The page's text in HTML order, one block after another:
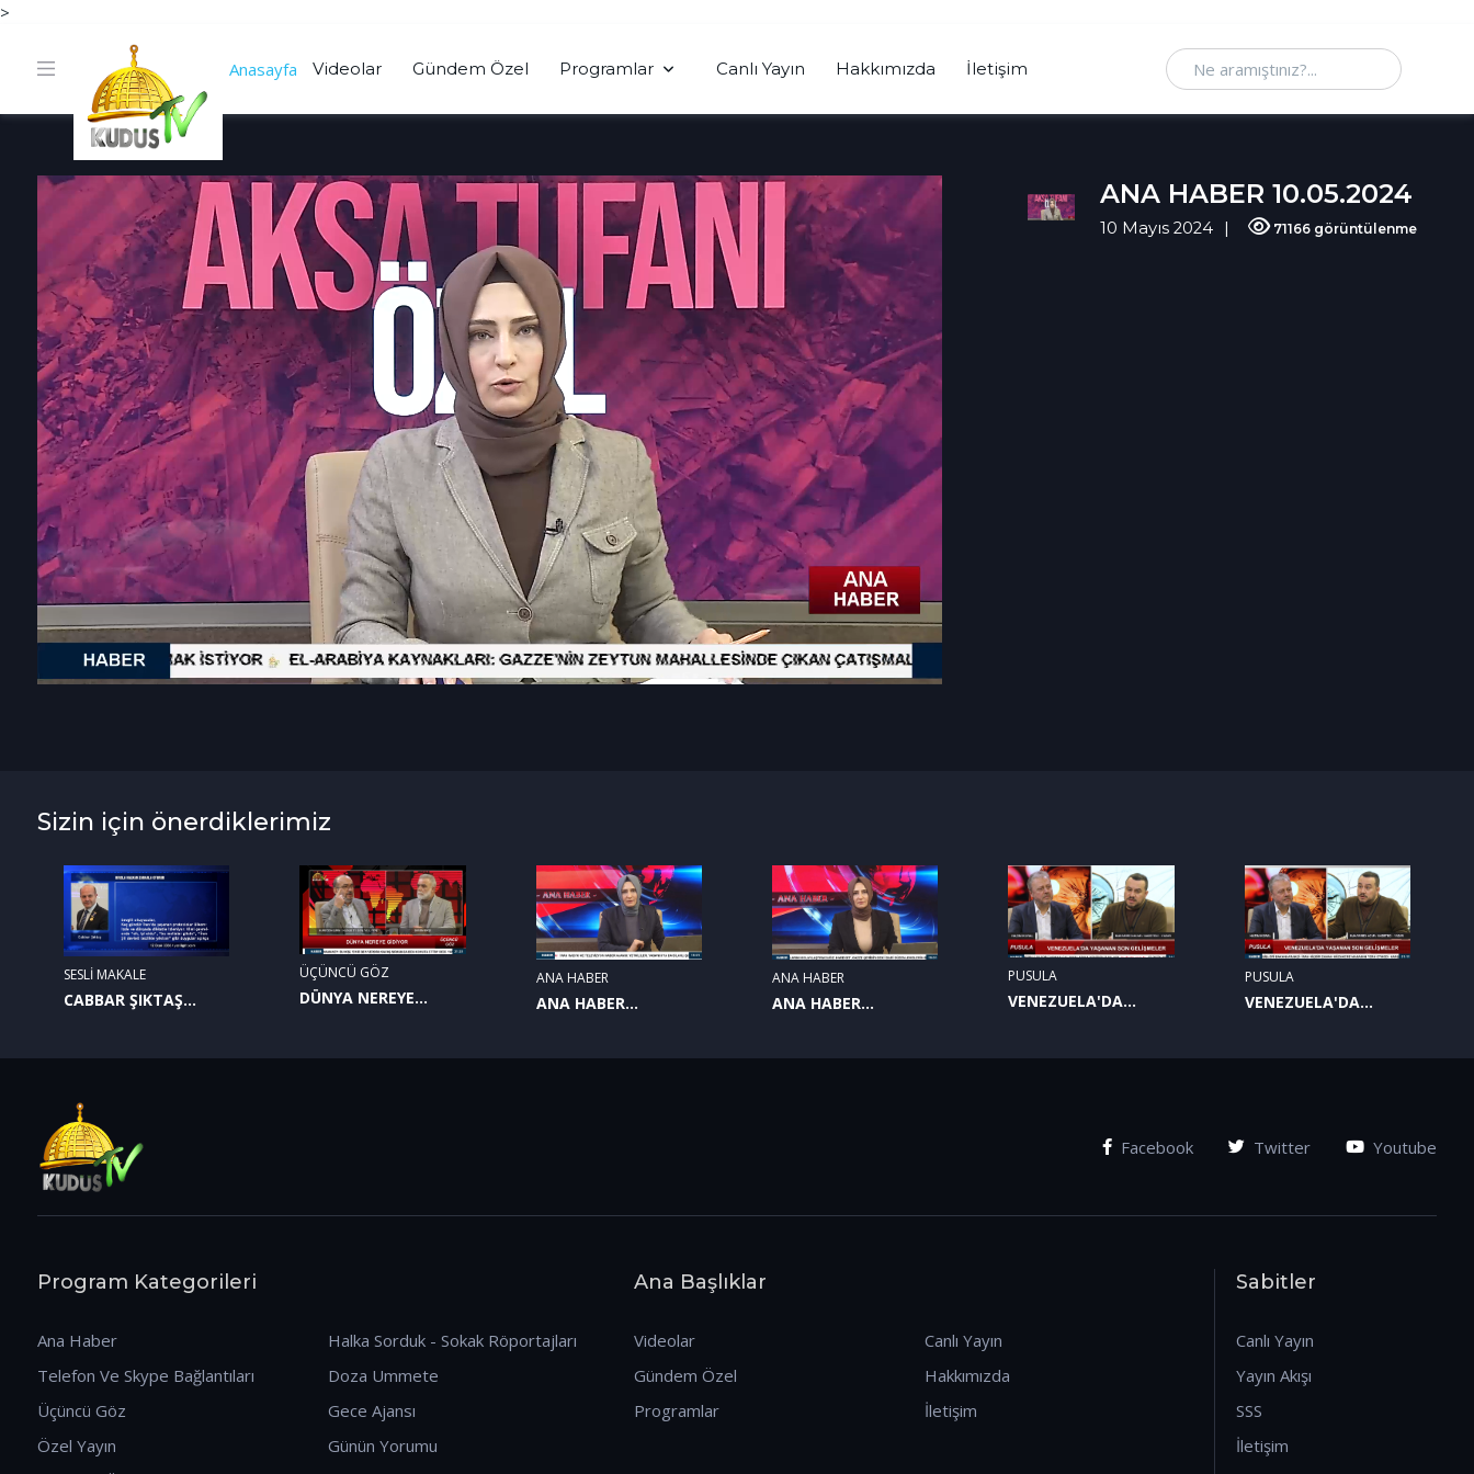
>
Anasayfa Videolar Gündem Özel Programlar Canlı Yayın Hakkımızda İletişim Ne aramıştınız
ANA HABER 10.05.2024
10 Mayıs 2024 71166 görüntülenme
Sizin için önerdiklerimiz
SESLİ MAKALE
CABBAR ŞIKTAŞ
ÜÇÜNCÜ GÖZ
DÜNYA NEREYE
ANA HABER
ANA HABER
ANA HABER
ANA HABER
PUSULA
VENEZUELA'DA
PUSULA
VENEZUELA'DA
Facebook Twitter Youtube
Program Kategorileri
Ana Haber
Telefon Ve Skype Bağlantıları
Üçüncü Göz
Özel Yayın
Halka Sorduk - Sokak Röportajları
Doza Ummete
Gece Ajansı
Günün Yorumu
Ana Başlıklar
Videolar
Gündem Özel
Programlar
Canlı Yayın
Hakkımızda
İletişim
Sabitler
Canlı Yayın
Yayın Akışı
SSS
İletişim